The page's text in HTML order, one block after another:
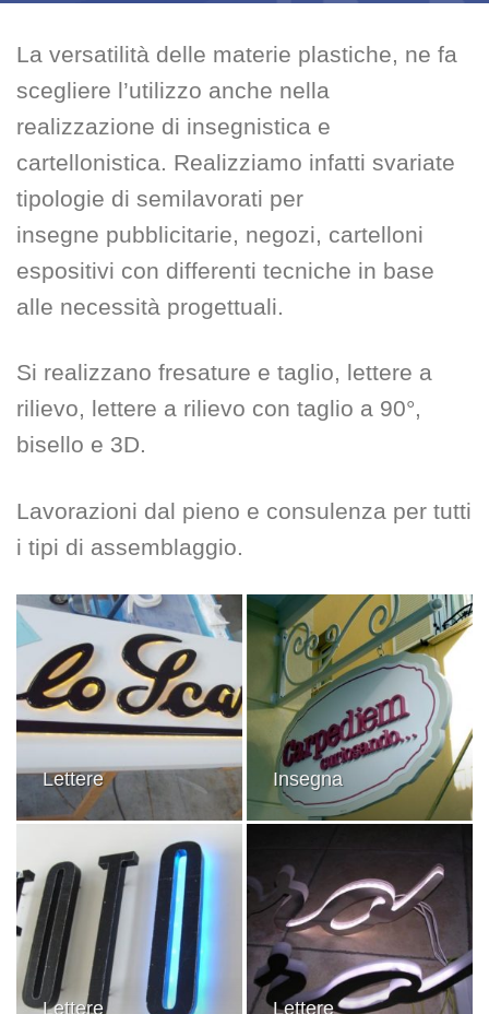
La versatilità delle materie plastiche, ne fa
scegliere l’utilizzo anche nella
realizzazione di insegnistica e
cartellonistica. Realizziamo infatti svariate
tipologie di semilavorati per
insegne pubblicitarie, negozi, cartelloni
espositivi con differenti tecniche in base
alle necessità progettuali.
Si realizzano fresature e taglio, lettere a
rilievo, lettere a rilievo con taglio a 90°,
bisello e 3D.
Lavorazioni dal pieno e consulenza per tutti
i tipi di assemblaggio.
Lettere Insegna
Lettere Lettere